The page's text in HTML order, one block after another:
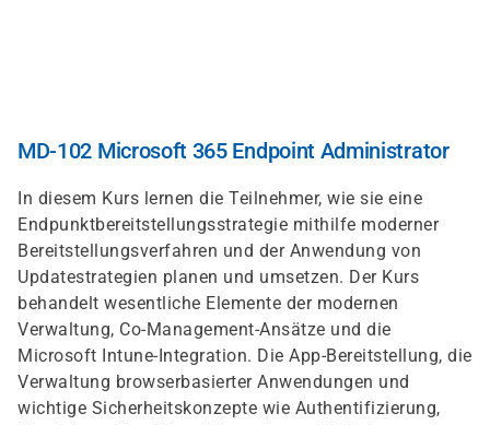
MD-102 Microsoft 365 Endpoint Administrator
In diesem Kurs lernen die Teilnehmer, wie sie eine
Endpunktbereitstellungsstrategie mithilfe moderner
Bereitstellungsverfahren und der Anwendung von
Updatestrategien planen und umsetzen. Der Kurs
behandelt wesentliche Elemente der modernen
Verwaltung, Co-Management-Ansätze und die
Microsoft Intune-Integration. Die App-Bereitstellung, die
Verwaltung browserbasierter Anwendungen und
wichtige Sicherheitskonzepte wie Authentifizierung,